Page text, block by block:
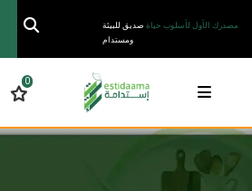
مصدرك الأول لأسلوب حياة صديق للبيئة
ومستدام
0